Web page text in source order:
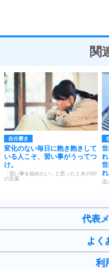
ことが大
関
自分磨き
変化のない毎日に飽き飽きして
いる人こそ、習い事がうってつ
け。
「習い事を始めたい」と思ったときの30
の言葉
れ
れ
流
代表
よく
利